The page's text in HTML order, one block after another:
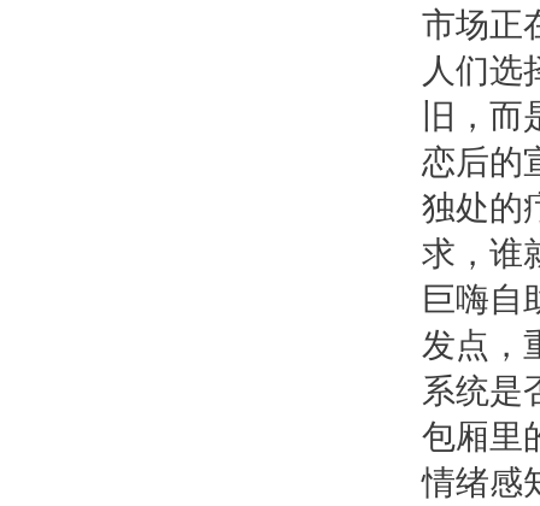
市场正
人们选
旧，
恋后的
独处的
求，谁
巨嗨自
发点，
系统是
包厢里
情绪感